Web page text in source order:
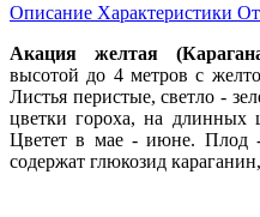
Описание Характеристики
Акация желтая
высотой до 4 метров с
Листья перистые, светло -
цветки гороха, на
Цветет в мае - июне. Плод
содержат глюкозид